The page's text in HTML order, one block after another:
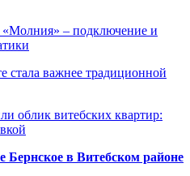
– подключение и
стала важнее традиционной
облик витебских квартир:
Бернское в Витебском районе